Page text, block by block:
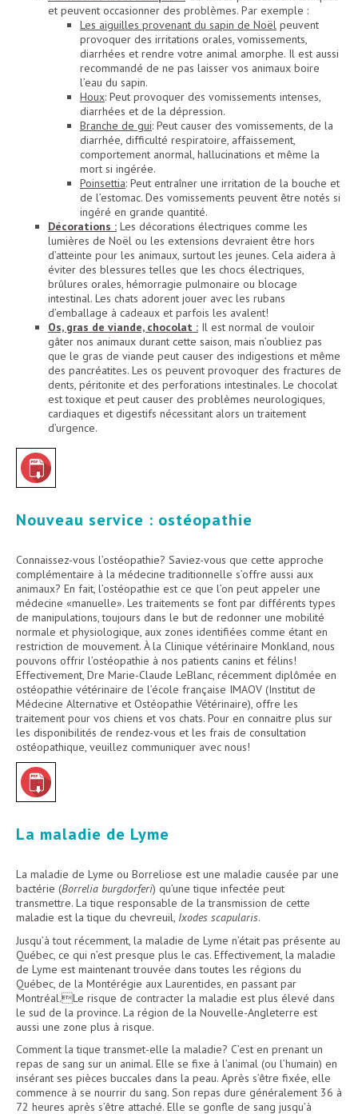
et peuvent occasionner des problèmes. Par exemple :
Les aiguilles provenant du sapin de Noël peuvent
provoquer des irritations orales, vomissements,
diarrhées et rendre votre animal amorphe. Il est aussi
recommandé de ne pas laisser vos animaux boire
l’eau du sapin.
Houx: Peut provoquer des vomissements intenses,
diarrhées et de la dépression.
Branche de gui: Peut causer des vomissements, de la
diarrhée, difficulté respiratoire, affaissement,
comportement anormal, hallucinations et même la
mort si ingérée.
Poinsettia: Peut entraîner une irritation de la bouche et
de l’estomac. Des vomissements peuvent être notés si
ingéré en grande quantité.
Décorations : Les décorations électriques comme les
lumières de Noël ou les extensions devraient être hors
d’atteinte pour les animaux, surtout les jeunes. Cela aidera à
éviter des blessures telles que les chocs électriques,
brûlures orales, hémorragie pulmonaire ou blocage
intestinal. Les chats adorent jouer avec les rubans
d’emballage à cadeaux et parfois les avalent!
Os, gras de viande, chocolat : Il est normal de vouloir
gâter nos animaux durant cette saison, mais n’oubliez pas
que le gras de viande peut causer des indigestions et même
des pancréatites. Les os peuvent provoquer des fractures de
dents, péritonite et des perforations intestinales. Le chocolat
est toxique et peut causer des problèmes neurologiques,
cardiaques et digestifs nécessitant alors un traitement
d’urgence.
Nouveau service : ostéopathie
Connaissez-vous l’ostéopathie? Saviez-vous que cette approche
complémentaire à la médecine traditionnelle s’offre aussi aux
animaux? En fait, l’ostéopathie est ce que l’on peut appeler une
médecine «manuelle». Les traitements se font par différents types
de manipulations, toujours dans le but de redonner une mobilité
normale et physiologique, aux zones identifiées comme étant en
restriction de mouvement. À la Clinique vétérinaire Monkland, nous
pouvons offrir l’ostéopathie à nos patients canins et félins!
Effectivement, Dre Marie-Claude LeBlanc, récemment diplômée en
ostéopathie vétérinaire de l’école française IMAOV (Institut de
Médecine Alternative et Ostéopathie Vétérinaire), offre les
traitement pour vos chiens et vos chats. Pour en connaitre plus sur
les disponibilités de rendez-vous et les frais de consultation
ostéopathique, veuillez communiquer avec nous!
La maladie de Lyme
La maladie de Lyme ou Borreliose est une maladie causée par une
bactérie (Borrelia burgdorferi) qu’une tique infectée peut
transmettre. La tique responsable de la transmission de cette
maladie est la tique du chevreuil, Ixodes scapularis.
Jusqu’à tout récemment, la maladie de Lyme n’était pas présente au
Québec, ce qui n’est presque plus le cas. Effectivement, la maladie
de Lyme est maintenant trouvée dans toutes les régions du
Québec, de la Montérégie aux Laurentides, en passant par
Montréal.Le risque de contracter la maladie est plus élevé dans
le sud de la province. La région de la Nouvelle-Angleterre est
aussi une zone plus à risque.
Comment la tique transmet-elle la maladie? C’est en prenant un
repas de sang sur un animal. Elle se fixe à l’animal (ou l’humain) en
insérant ses pièces buccales dans la peau. Après s’être fixée, elle
commence à se nourrir du sang. Son repas dure généralement 36 à
72 heures après s’être attaché. Elle se gonfle de sang jusqu’à